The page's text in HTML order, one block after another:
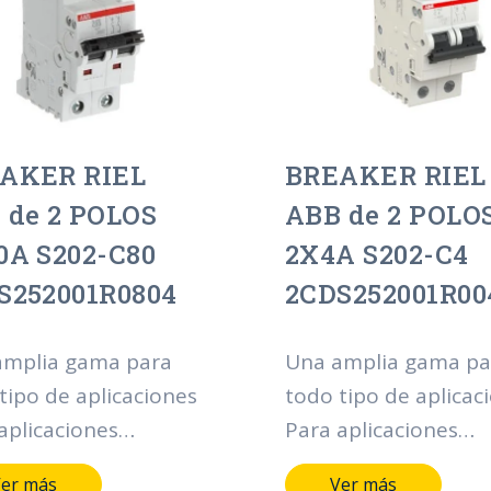
Además, el
y las dimensiones
dispositivos
una integración
instalación.
diseño y las
de los dispositivos
permiten una
ya existentes.
RIEL
2 POLOS
S202-C80
gama para
de aplicaciones
comerciales
más
BREAKER RIEL
ABB de 2
2X4A S202-C4
Una amplia gama
todo tipo de
Para aplicaciones
residenciales,
Ver más